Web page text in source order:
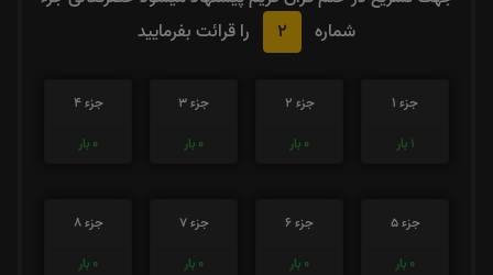
شماره
2 را قرائت بفرمایید
جزء 1
1 بار
جزء 2
0 بار
جزء 3
0 بار
جزء 4
0 بار
جزء 5
0 بار
جزء 6
0 بار
جزء 7
0 بار
جزء 8
0 بار